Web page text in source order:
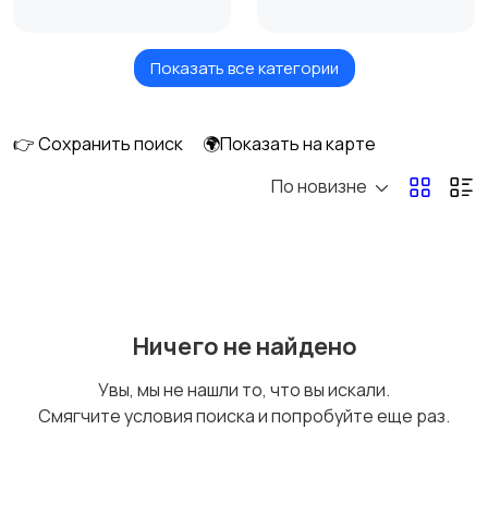
Кровати и матрасы Диваны и кресла
сигнализации
Показать все категории
👉 Сохранить поиск
🌍Показать на карте
По новизне
Ничего не найдено
Увы, мы не нашли то, что вы искали.
Смягчите условия поиска и попробуйте еще раз.